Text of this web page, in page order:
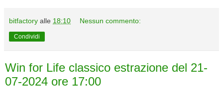
bitfactory alle 18:10 Nessun commento:
Condividi
Win for Life classico estrazione del 21-
07-2024 ore 17:00